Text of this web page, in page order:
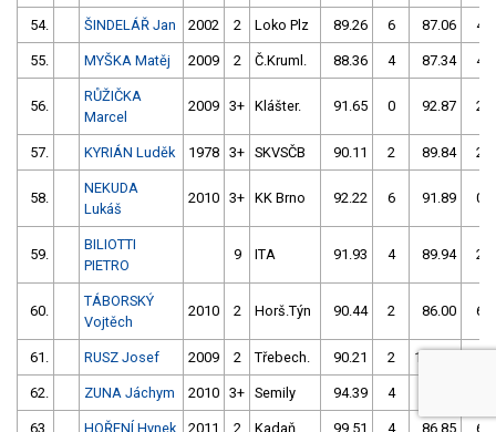
54. ŠINDELÁŘ Jan 2002 2 Loko Plz 89.26 6 87.06 4
55. MYŠKA Matěj 2009 2 Č.Kruml. 88.36 4 87.34 4
56.
RŮŽIČKA
Marcel
2009 3+ Klášter. 91.65 0 92.87 2
57. KYRIÁN Luděk 1978 3+ SKVSČB 90.11 2 89.84 2
58.
NEKUDA
Lukáš
2010 3+ KK Brno 92.22 6 91.89 0
59.
BILIOTTI
PIETRO
9 ITA 91.93 4 89.94 2
60.
TÁBORSKÝ
Vojtěch
2010 2 Horš.Týn 90.44 2 86.00 6
61. RUSZ Josef 2009 2 Třebech. 90.21 2 103.21
62. ZUNA Jáchym 2010 3+ Semily 94.39 4
63. HOŘENÍ Hynek 2011 2 Kadaň 99.51 4 86.85 6